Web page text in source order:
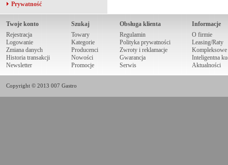
Prywatność
Twoje konto
Rejestracja
Logowanie
Zmiana danych
Historia transakcji
Newsletter
Szukaj
Towary
Kategorie
Producenci
Nowości
Promocje
Obsługa klienta
Regulamin
Polityka prywatności
Zwroty i reklamacje
Gwarancja
Serwis
Informacje
O firmie
Leasing/Raty
Kompleksowe
Inteligentna
Aktualności
Copyright © 2013 007 Gastro